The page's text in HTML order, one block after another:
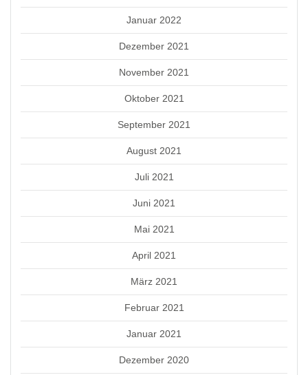
Januar 2022
Dezember 2021
November 2021
Oktober 2021
September 2021
August 2021
Juli 2021
Juni 2021
Mai 2021
April 2021
März 2021
Februar 2021
Januar 2021
Dezember 2020